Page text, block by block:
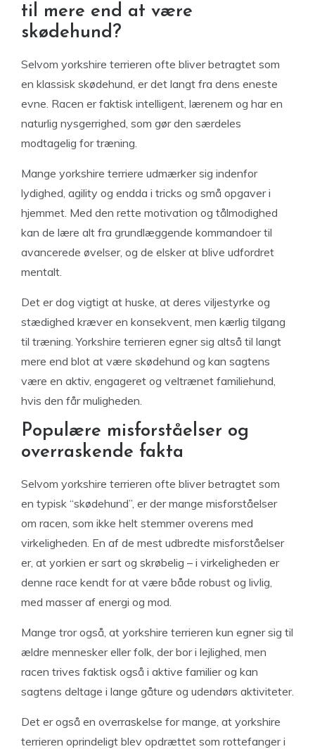
til mere end at være
skødehund?
Selvom yorkshire terrieren ofte bliver betragtet som
en klassisk skødehund, er det langt fra dens eneste
evne. Racen er faktisk intelligent, lærenem og har en
naturlig nysgerrighed, som gør den særdeles
modtagelig for træning.
Mange yorkshire terriere udmærker sig indenfor
lydighed, agility og endda i tricks og små opgaver i
hjemmet. Med den rette motivation og tålmodighed
kan de lære alt fra grundlæggende kommandoer til
avancerede øvelser, og de elsker at blive udfordret
mentalt.
Det er dog vigtigt at huske, at deres viljestyrke og
stædighed kræver en konsekvent, men kærlig tilgang
til træning. Yorkshire terrieren egner sig altså til langt
mere end blot at være skødehund og kan sagtens
være en aktiv, engageret og veltrænet familiehund,
hvis den får muligheden.
Populære misforståelser og
overraskende fakta
Selvom yorkshire terrieren ofte bliver betragtet som
en typisk “skødehund”, er der mange misforståelser
om racen, som ikke helt stemmer overens med
virkeligheden. En af de mest udbredte misforståelser
er, at yorkien er sart og skrøbelig – i virkeligheden er
denne race kendt for at være både robust og livlig,
med masser af energi og mod.
Mange tror også, at yorkshire terrieren kun egner sig til
ældre mennesker eller folk, der bor i lejlighed, men
racen trives faktisk også i aktive familier og kan
sagtens deltage i lange gåture og udendørs aktiviteter.
Det er også en overraskelse for mange, at yorkshire
terrieren oprindeligt blev opdrættet som rottefanger i